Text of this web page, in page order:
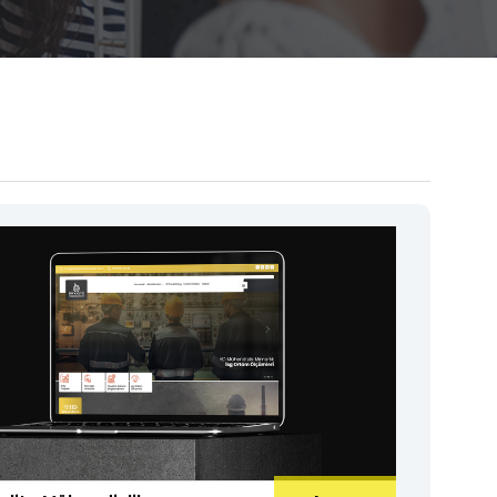
Matbaa ve Baskı Hizmetleri
• Katalog Baskıları
• Broşür ve Menü Baskıları
• Kutu ve Ambalaj Baskıları
• Promosyon Ürün Baskıları
• Kartvizit ve Evrak Baskıları
• Etiket ve Sticker Baskıları
MATBAA VE BASKı HIZMETLERI
3D Ürün Görselleştirme ve Animasyon